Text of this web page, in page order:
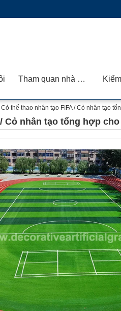
Tham quan nhà máy
Cỏ thể thao nhân tạo FIFA / Cỏ nhân tạo
Cỏ nhân tạo tổng hợp